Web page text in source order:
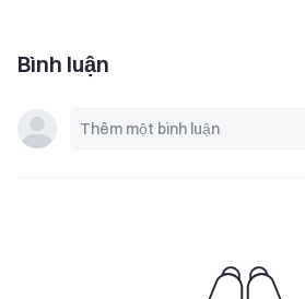
Bình luận